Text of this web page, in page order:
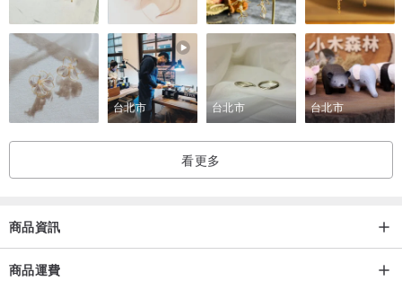
台北市 台北市 台北市
看更多
商品資訊
商品運費